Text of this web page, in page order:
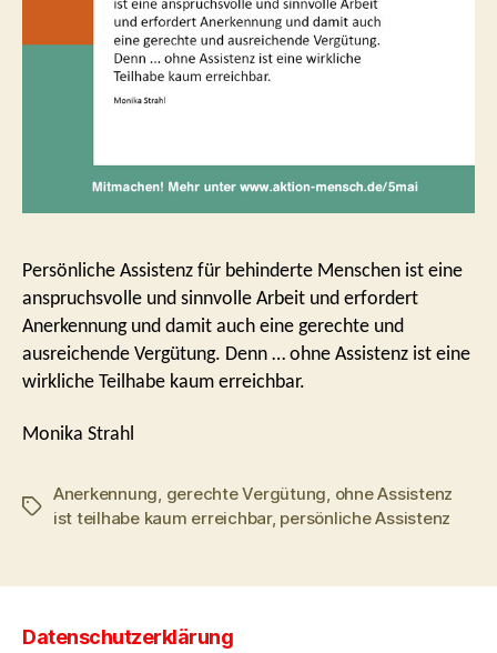
Persönliche Assistenz für behinderte Menschen ist eine
anspruchsvolle und sinnvolle Arbeit und erfordert
Anerkennung und damit auch eine gerechte und
ausreichende Vergütung. Denn … ohne Assistenz ist eine
wirkliche Teilhabe kaum erreichbar.
Monika Strahl
Schlagwörter
Anerkennung, gerechte Vergütung, ohne Assistenz
ist teilhabe kaum erreichbar, persönliche Assistenz
Datenschutzerklärung